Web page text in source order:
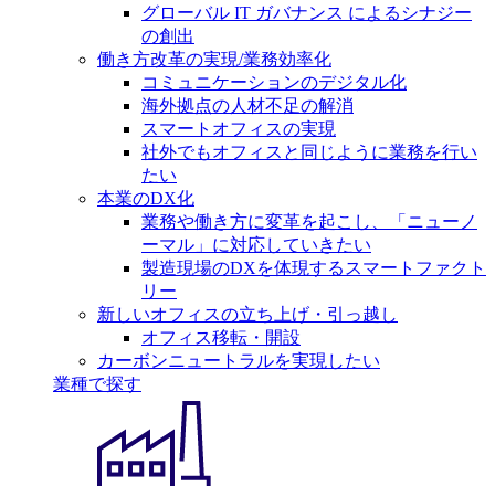
グローバル IT ガバナンス によるシナジー
の創出
働き方改革の実現/業務効率化
コミュニケーションのデジタル化
海外拠点の人材不足の解消
スマートオフィスの実現
社外でもオフィスと同じように業務を行い
たい
本業のDX化
業務や働き方に変革を起こし、「ニューノ
ーマル」に対応していきたい
製造現場のDXを体現するスマートファクト
リー
新しいオフィスの立ち上げ・引っ越し
オフィス移転・開設
カーボンニュートラルを実現したい
業種で探す